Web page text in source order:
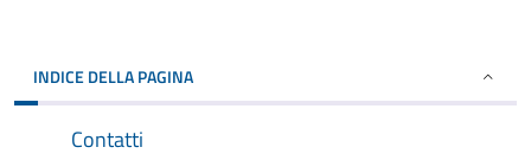
INDICE DELLA PAGINA
Contatti